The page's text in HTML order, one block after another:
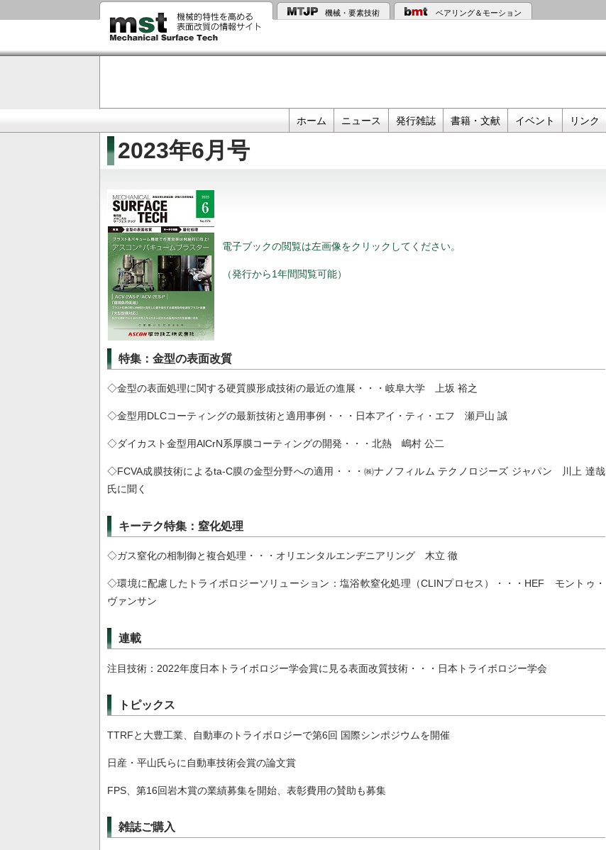
イ
ン
動
機械・要素技術 ベアリング＆モーション
links
ホーム ニュース 発行雑誌 書籍・文献 イベント リンク
2023年6月号
電子ブックの閲覧は左画像をクリックしてください。
（発行から1年間閲覧可能）
特集：金型の表面改質
◇金型の表面処理に関する硬質膜形成技術の最近の進展・・・岐阜大学 上坂 裕之
◇金型用DLCコーティングの最新技術と適用事例・・・日本アイ・ティ・エフ 瀬戸山 誠
◇ダイカスト金型用AlCrN系厚膜コーティングの開発・・・北熱 嶋村 公二
◇FCVA成膜技術によるta-C膜の金型分野への適用・・・㈱ナノフィルム テクノロジーズ ジャパン 川上 達哉
氏に聞く
キーテク特集：窒化処理
◇ガス窒化の相制御と複合処理・・・オリエンタルエンヂニアリング 木立 徹
◇環境に配慮したトライボロジーソリューション：塩浴軟窒化処理（CLINプロセス）・・・HEF モントゥ・
ヴァンサン
連載
注目技術：2022年度日本トライボロジー学会賞に見る表面改質技術・・・日本トライボロジー学会
トピックス
TTRFと大豊工業、自動車のトライボロジーで第6回 国際シンポジウムを開催
日産・平山氏らに自動車技術会賞の論文賞
FPS、第16回岩木賞の業績募集を開始、表彰費用の賛助も募集
雑誌ご購入